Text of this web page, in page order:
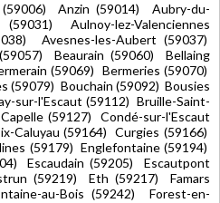
Anzin (59014) Aubry-du-
Aulnoy-lez-Valenciennes
Avesnes-les-Aubert (59037)
Beaurain (59060) Bellaing
(59069) Bermeries (59070)
(59079) Bouchain (59092) Bousies
sur-l'Escaut (59112) Bruille-Saint-
(59127) Condé-sur-l'Escaut
Caluyau (59164) Curgies (59166)
(59179) Englefontaine (59194)
Escaudain (59205) Escautpont
(59219) Eth (59217) Famars
au-Bois (59242) Forest-en-